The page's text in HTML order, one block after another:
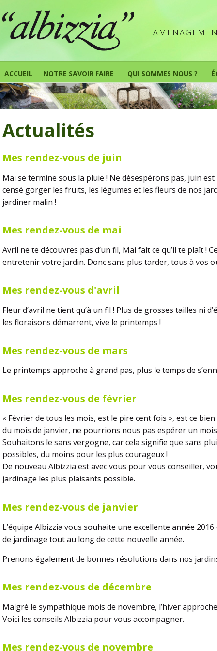
ACCUEIL NOTRE SAVOIR FAIRE QUI SOMMES NOUS ?
Actualités
Mes rendez-vous de juin
Mai se termine sous la pluie ! Ne désespérons pas, juin
censé gorger les fruits, les légumes et les fleurs de nos
jardiner malin !
Mes rendez-vous de mai
Avril ne te découvres pas d’un fil, Mai fait ce qu’il te plaît !
entretenir votre jardin. Donc sans plus tarder, tous à vos
Mes rendez-vous d'avril
Fleur d’avril ne tient qu’à un fil ! Plus de grosses tailles ni
les floraisons démarrent, vive le printemps !
Mes rendez-vous de mars
Le printemps approche à grand pas, plus le temps de
Mes rendez-vous de février
« Février de tous les mois, est le pire cent fois », est ce
du mois de janvier, ne pourrions nous pas espérer un
Souhaitons le sans vergogne, car cela signifie que sans
possibles, du moins pour les plus courageux !
De nouveau Albizzia est avec vous pour vous conseiller,
jardinage les plus plaisants possible.
Mes rendez-vous de janvier
L’équipe Albizzia vous souhaite une excellente année
de jardinage tout au long de cette nouvelle année.
Prenons également de bonnes résolutions dans nos
Mes rendez-vous de décembre
Malgré le sympathique mois de novembre, l’hiver
Voici les conseils Albizzia pour vous accompagner.
Mes rendez-vous de novembre